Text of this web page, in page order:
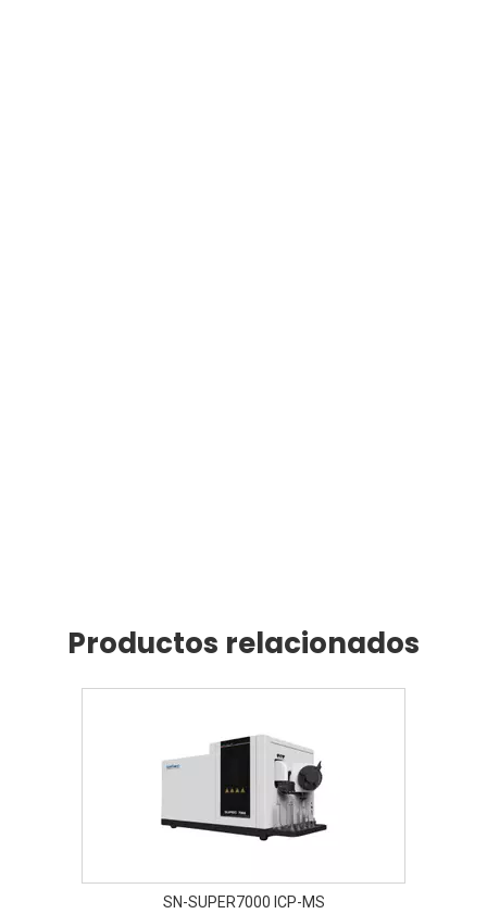
Productos relacionados
SN-SUPER7000 ICP-MS